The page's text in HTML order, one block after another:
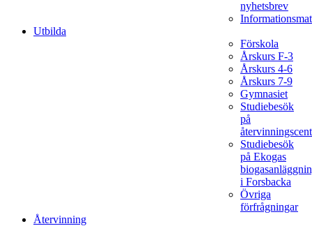
nyhetsbrev
Utbilda
Förskola
Årskurs F-3
Årskurs 4-6
Årskurs 7-9
Gymnasiet
Studiebesök
på
Studiebesök
på Ekogas
i Forsbacka
Övriga
förfrågningar
Återvinning